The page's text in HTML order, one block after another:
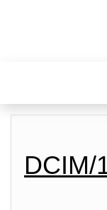
DCIM/